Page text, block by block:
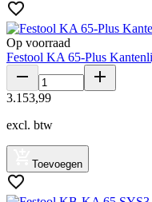
Op voorraad
Festool KA 65-Plus
3.153,99
excl. btw
Toevoegen